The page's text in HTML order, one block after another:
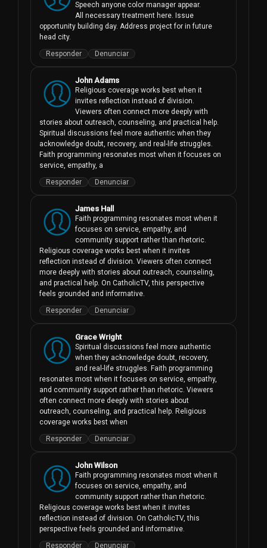
Speech anyone color manager appear.
All necessary treatment here. Issue
opportunity building day. Address project for in future
head city.
Responder
Denunciar
John Adams
Religious coverage works best when it
invites reflection instead of division.
Viewers often connect more deeply with
stories about outreach, counseling, and practical help.
Spiritual discussions feel more authentic when they
acknowledge doubt, recovery, and real-life struggles.
Faith programming resonates most when it focuses on
service, empathy, a
Responder
Denunciar
James Hall
Faith programming resonates most when it
focuses on service, empathy, and
community support rather than rhetoric.
Religious coverage works best when it invites
reflection instead of division. Viewers often connect
more deeply with stories about outreach, counseling,
and practical help. On CatholicTV, this perspective
feels grounded and informative.
Responder
Denunciar
Grace Wright
Spiritual discussions feel more authentic
when they acknowledge doubt, recovery,
and real-life struggles. Faith programming
resonates most when it focuses on service, empathy,
and community support rather than rhetoric. Viewers
often connect more deeply with stories about
outreach, counseling, and practical help. Religious
coverage works best when
Responder
Denunciar
John Wilson
Faith programming resonates most when it
focuses on service, empathy, and
community support rather than rhetoric.
Religious coverage works best when it invites
reflection instead of division. On CatholicTV, this
perspective feels grounded and informative.
Responder
Denunciar